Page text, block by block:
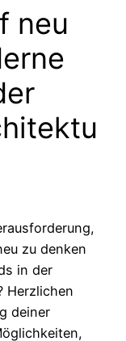
neu
zu denken
in der
Herzlichen
deiner